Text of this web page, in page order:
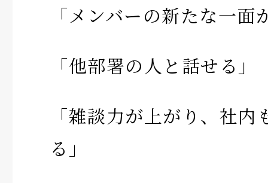
「メンバーの新たな一面
「他部署の人と話せる」
「雑談力が上がり、社
る」